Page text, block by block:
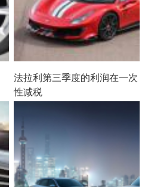
法拉利第三季度的利润在一次
性减税